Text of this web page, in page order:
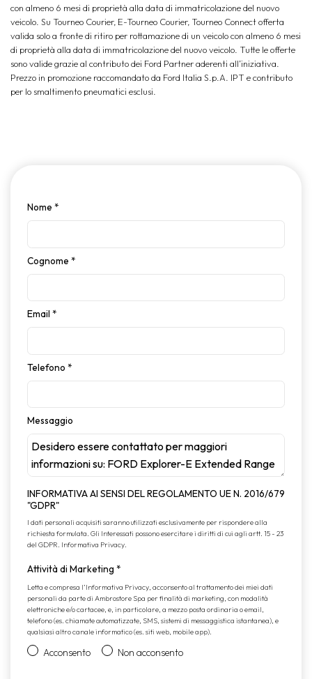
con almeno 6 mesi di proprietà alla data di immatricolazione del nuovo
veicolo. Su Tourneo Courier, E-Tourneo Courier, Tourneo Connect offerta
valida solo a fronte di ritiro per rottamazione di un veicolo con almeno 6 mesi
di proprietà alla data di immatricolazione del nuovo veicolo. Tutte le offerte
sono valide grazie al contributo dei Ford Partner aderenti all’iniziativa.
Prezzo in promozione raccomandato da Ford Italia S.p.A. IPT e contributo
per lo smaltimento pneumatici esclusi.
Nome *
Cognome *
Email *
Telefono *
Messaggio
INFORMATIVA AI SENSI DEL REGOLAMENTO UE N. 2016/679
"GDPR"
I dati personali acquisiti saranno utilizzati esclusivamente per rispondere alla
richiesta formulata. Gli Interessati possono esercitare i diritti di cui agli artt. 15 - 23
del GDPR. Informativa Privacy.
Attività di Marketing *
Letta e compresa l’Informativa Privacy, acconsento al trattamento dei miei dati
personali da parte di Ambrostore Spa per finalità di marketing, con modalità
elettroniche e/o cartacee, e, in particolare, a mezzo posta ordinaria o email,
telefono (es. chiamate automatizzate, SMS, sistemi di messaggistica istantanea), e
qualsiasi altro canale informatico (es. siti web, mobile app).
Acconsento Non acconsento